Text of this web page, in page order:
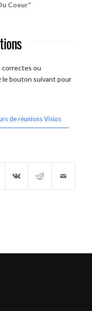
Coeur”
correctes ou
bouton suivant pour
de réunions Visios